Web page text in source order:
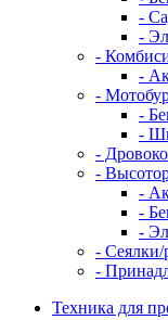
-
-
-
-
-
-
-
-
-
-
-
-
- Сеялки/
-
Техника для